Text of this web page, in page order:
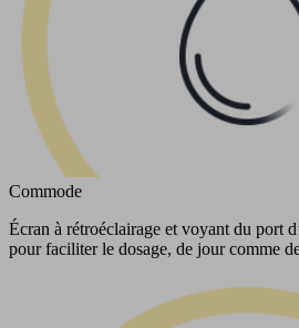
Commode
Écran à rétroéclairage et voyant du port
pour faciliter le dosage, de jour comme